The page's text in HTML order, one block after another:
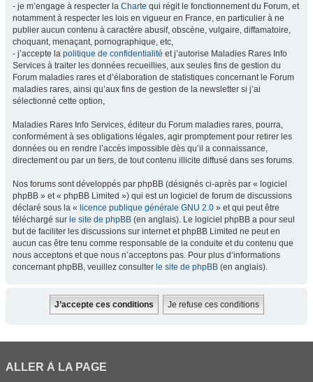
- je m’engage à respecter la Charte qui régit le fonctionnement du Forum, et
notamment à respecter les lois en vigueur en France, en particulier à ne
publier aucun contenu à caractère abusif, obscène, vulgaire, diffamatoire,
choquant, menaçant, pornographique, etc,
- j’accepte la politique de confidentialité et j’autorise Maladies Rares Info
Services à traiter les données recueillies, aux seules fins de gestion du
Forum maladies rares et d’élaboration de statistiques concernant le Forum
maladies rares, ainsi qu’aux fins de gestion de la newsletter si j’ai
sélectionné cette option,
Maladies Rares Info Services, éditeur du Forum maladies rares, pourra,
conformément à ses obligations légales, agir promptement pour retirer les
données ou en rendre l’accès impossible dès qu’il a connaissance,
directement ou par un tiers, de tout contenu illicite diffusé dans ses forums.
Nos forums sont développés par phpBB (désignés ci-après par « logiciel
phpBB » et « phpBB Limited ») qui est un logiciel de forum de discussions
déclaré sous la « licence publique générale GNU 2.0 » et qui peut être
téléchargé sur le site de phpBB (en anglais). Le logiciel phpBB a pour seul
but de faciliter les discussions sur internet et phpBB Limited ne peut en
aucun cas être tenu comme responsable de la conduite et du contenu que
nous acceptons et que nous n’acceptons pas. Pour plus d’informations
concernant phpBB, veuillez consulter le site de phpBB (en anglais).
ALLER À LA PAGE